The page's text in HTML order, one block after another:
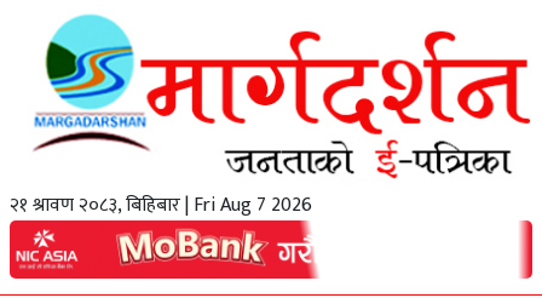
२१ श्रावण २०८३, बिहिबार | Fri Aug 7 2026